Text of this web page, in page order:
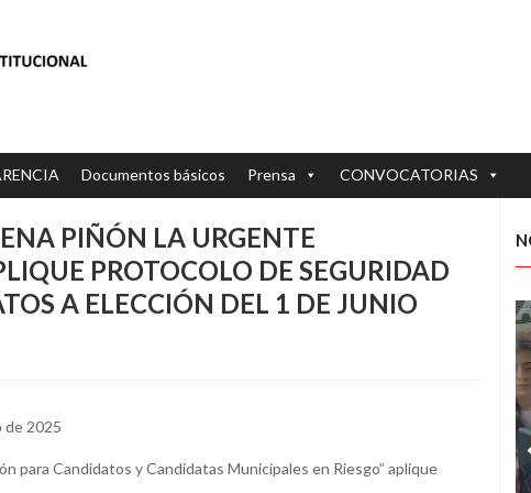
Documentos básicos Prensa CONVOCATORIAS
PIÑÓN LA URGENTE
PROTOCOLO DE SEGURIDAD
A ELECCIÓN DEL 1 DE JUNIO
de 2025
para Candidatos y Candidatas Municipales en Riesgo” aplique